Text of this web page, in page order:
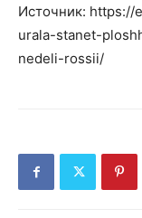
Источник: https://
urala-stanet-
nedeli-rossii/